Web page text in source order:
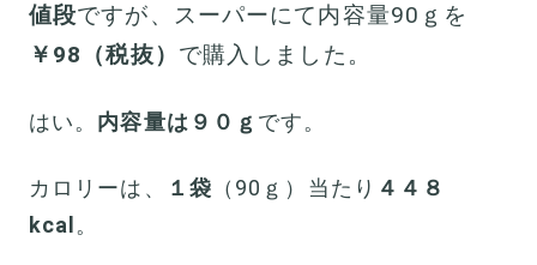
値段ですが、スーパーにて内容量90ｇを
￥98（税抜） で購入しました。
はい。 内容量は９０ｇ です。
カロリーは、 １袋 （90ｇ）当たり ４４８
kcal 。